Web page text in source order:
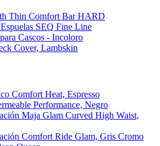
Thin Comfort Bar HARD
SEQ Fine Line
Cascos - Incoloro
Cover, Lambskin
Comfort Heat, Espresso
Performance, Negro
Maja Glam Curved High Waist,
Comfort Ride Glam, Gris Cromo